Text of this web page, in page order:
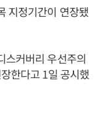
지정기간이 연장됐
스커버리 우선주의
한다고 1일 공시했